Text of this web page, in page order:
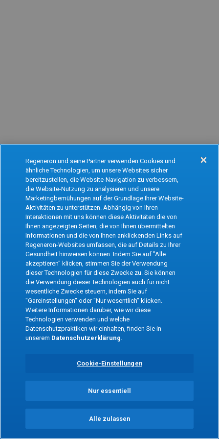
Oops!
Something went wrong. Please try refreshing
the app
Refresh
Regeneron und seine Partner verwenden Cookies und
ähnliche Technologien, um unsere Websites sicher
bereitzustellen, die Website-Navigation zu verbessern,
die Website-Nutzung zu analysieren und unsere
Marketingbemühungen auf der Grundlage Ihrer Website-
Aktivitäten zu unterstützen. Abhängig von Ihren
Interaktionen mit uns können diese Aktivitäten die von
Ihnen angezeigten Seiten, die von Ihnen übermittelten
Informationen und die von Ihnen anklickenden Links auf
Regeneron-Websites umfassen, die auf Details zu Ihrer
Gesundheit hinweisen können. Indem Sie auf "Alle
akzeptieren" klicken, stimmen Sie der Verwendung
dieser Technologien für diese Zwecke zu. Sie können
die Verwendung dieser Technologien auch für nicht
wesentliche Zwecke steuern, indem Sie auf
"Gareinstellungen" oder "Nur wesentlich" klicken.
Weitere Informationen darüber, wie wir diese
Technologien verwenden und welche
Datenschutzpraktiken wir einhalten, finden Sie in
unserem Datenschutzerklärung.
Cookie-Einstellungen
Nur essentiell
Alle zulassen